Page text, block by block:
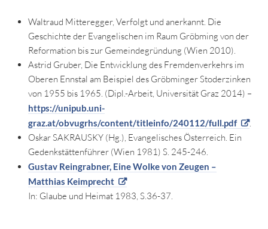
Waltraud Mitteregger, Verfolgt und anerkannt. Die
Geschichte der Evangelischen im Raum Gröbming von der
Reformation bis zur Gemeindegründung (Wien 2010).
Astrid Gruber, Die Entwicklung des Fremdenverkehrs im
Oberen Ennstal am Beispiel des Gröbminger Stoderzinken
von 1955 bis 1965. (Dipl.-Arbeit, Universität Graz 2014) –
https://unipub.uni-
graz.at/obvugrhs/content/titleinfo/240112/full.pdf
.
Oskar SAKRAUSKY (Hg.), Evangelisches Österreich. Ein
Gedenkstättenführer (Wien 1981) S. 245-246.
Gustav Reingrabner, Eine Wolke von Zeugen –
Matthias Keimprecht
In: Glaube und Heimat 1983, S.36-37.